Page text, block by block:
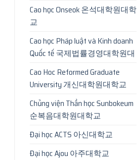
Cao học Onseok 온석대학원대학
교
Cao học Pháp luật và Kinh doanh
Quốc tế 국제법률경영대학원대
Cao Hoc Reformed Graduate
University 개신대학원대학교
Chủng viện Thần học Sunbokeum
순복음대학원대학교
Đại học ACTS 아신대학교
Đại học Ajou 아주대학교